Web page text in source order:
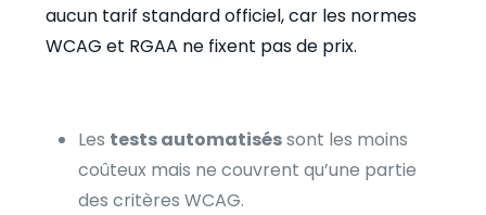
aucun tarif standard officiel, car les normes
WCAG et RGAA ne fixent pas de prix.
Les tests automatiséssont les moins
coûteux mais ne couvrent qu’une partie
des critères WCAG.